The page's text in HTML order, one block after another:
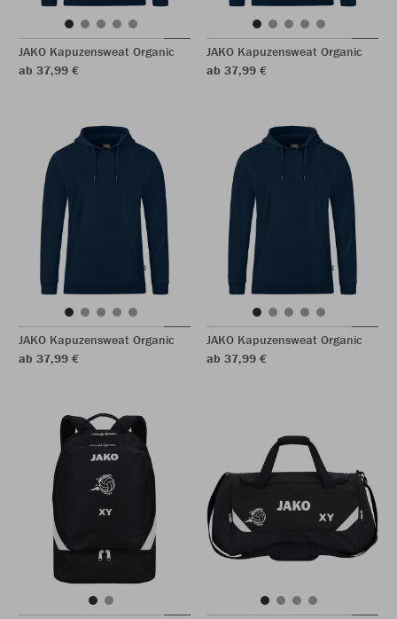
JAKO Kapuzensweat Organic
ab 37,99 €
JAKO Kapuzensweat Organic
ab 37,99 €
JAKO Kapuzensweat Organic
ab 37,99 €
JAKO Kapuzensweat Organic
ab 37,99 €